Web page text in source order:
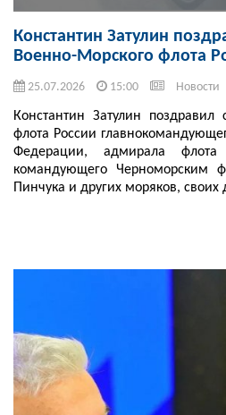
Константин Затулин
Военно-Морского флота
25.07.2026 15:00 Новости
Константин Затулин
флота России
Федерации, адмирала флота
командующего Черноморским
Пинчука и других моряков,